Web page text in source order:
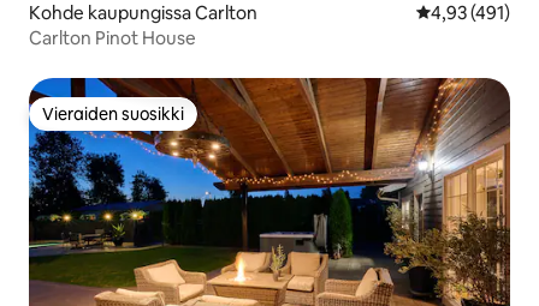
Kohde kaupungissa Carlton
4,93 (491)
Carlton Pinot House
Vieraiden suosikki
Vieraiden suosikki